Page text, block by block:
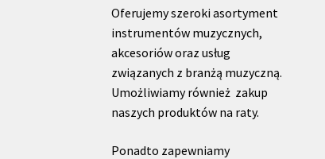
Oferujemy szeroki asortyment
instrumentów muzycznych,
akcesoriów oraz usług
związanych z branżą muzyczną.
Umożliwiamy również zakup
naszych produktów na raty.
Ponadto zapewniamy